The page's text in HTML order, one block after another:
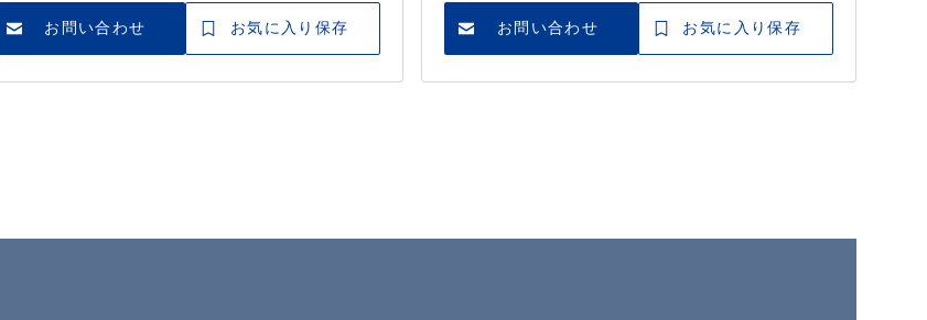
お問い合わせ お気に入り保存 お問い合わせ お気に入り保存